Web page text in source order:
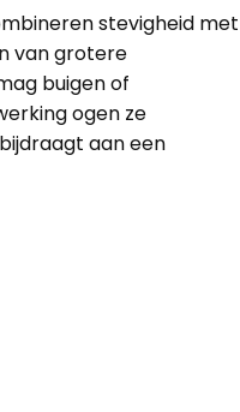
stevigheid met
van grotere
buigen of
ogen ze
aan een